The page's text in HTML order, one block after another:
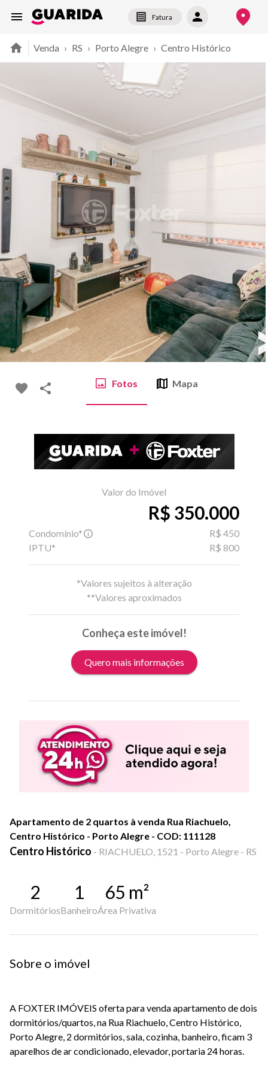
Fatura
Venda › RS › Porto Alegre › Centro Histórico
Fotos Mapa
Valor do Imóvel
R$ 350.000
Condomínio*
R$ 450
IPTU*
R$ 800
*Valores sujeitos à alteração
**Valores aproximados
Conheça este imóvel!
Quero mais informações
Apartamento de 2 quartos à venda Rua Riachuelo,
Centro Histórico - Porto Alegre - COD: 111128
Centro Histórico - RIACHUELO, 1521 - Porto Alegre - RS
2
Dormitórios
1
Banheiro
65 m²
Área Privativa
Sobre o imóvel
A FOXTER IMÓVEIS oferta para venda apartamento de dois
dormitórios/quartos, na Rua Riachuelo, Centro Histórico,
Porto Alegre, 2 dormitórios, sala, cozinha, banheiro, ficam 3
aparelhos de ar condicionado, elevador, portaria 24 horas.